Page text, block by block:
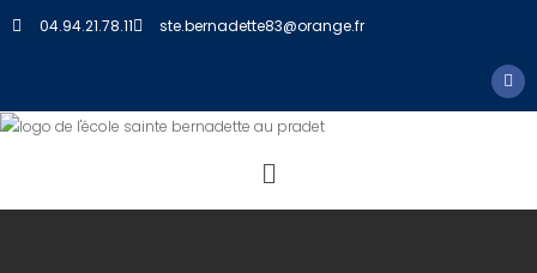
04.94.21.78.11 ste.bernadette83@orange.fr